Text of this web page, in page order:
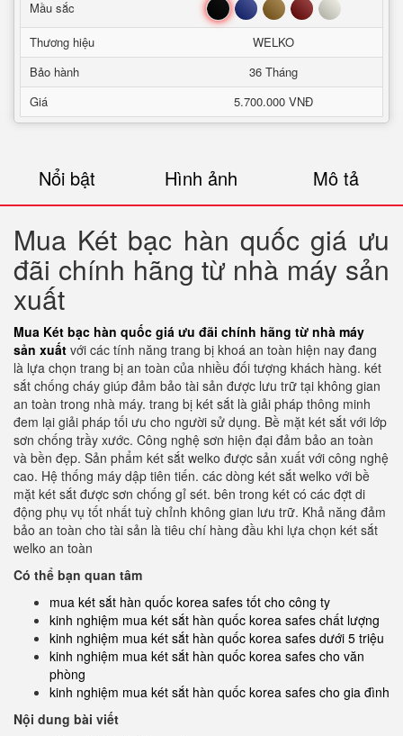
Mầu sắc
Đen Xanh Nâu Đỏ Trắng
Thương hiệu
WELKO
Bảo hành
36 Tháng
Giá
5.700.000 VNĐ
Nổi bật Hình ảnh Mô tả
Mua Két bạc hàn quốc giá ưu
đãi chính hãng từ nhà máy sản
xuất
Mua Két bạc hàn quốc giá ưu đãi chính hãng từ nhà máy
sản xuất với các tính năng trang bị khoá an toàn hiện nay đang
là lựa chọn trang bị an toàn của nhiều đối tượng khách hàng. két
sắt chống cháy giúp đảm bảo tài sản được lưu trữ tại không gian
an toàn trong nhà máy. trang bị két sắt là giải pháp thông minh
đem lại giải pháp tối ưu cho người sử dụng. Bề mặt két sắt với lớp
sơn chống trầy xước. Công nghệ sơn hiện đại đảm bảo an toàn
và bền đẹp. Sản phẩm két sắt welko được sản xuất với công nghệ
cao. Hệ thống máy dập tiên tiến. các dòng két sắt welko với bề
mặt két sắt được sơn chống gỉ sét. bên trong két có các đợt di
động phụ vụ tốt nhất tuỳ chỉnh không gian lưu trữ. Khả năng đảm
bảo an toàn cho tài sản là tiêu chí hàng đầu khi lựa chọn két sắt
welko an toàn
Có thể bạn quan tâm
mua két sắt hàn quốc korea safes tốt cho công ty
kinh nghiệm mua két sắt hàn quốc korea safes chất lượng
kinh nghiệm mua két sắt hàn quốc korea safes dưới 5 triệu
kinh nghiệm mua két sắt hàn quốc korea safes cho văn
phòng
kinh nghiệm mua két sắt hàn quốc korea safes cho gia đình
Nội dung bài viết